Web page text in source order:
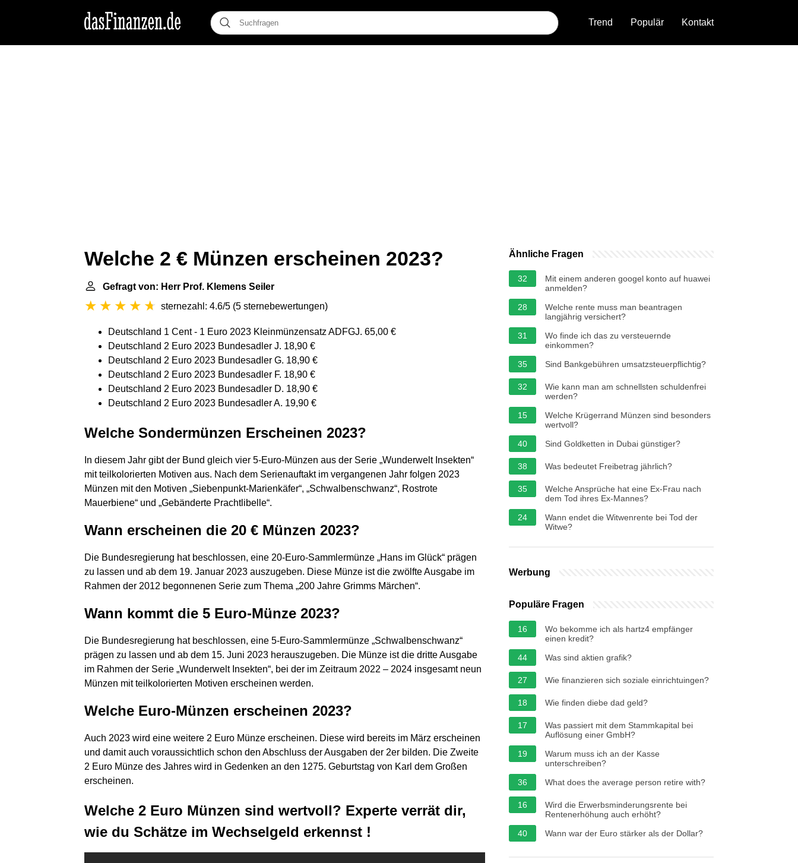
Trend Populär Kontakt
Welche 2 € Münzen erscheinen 2023?
Gefragt von: Herr Prof. Klemens Seiler
sternezahl: 4.6/5 (5 sternebewertungen)
Deutschland 1 Cent - 1 Euro 2023 Kleinmünzensatz ADFGJ. 65,00 €
Deutschland 2 Euro 2023 Bundesadler J. 18,90 €
Deutschland 2 Euro 2023 Bundesadler G. 18,90 €
Deutschland 2 Euro 2023 Bundesadler F. 18,90 €
Deutschland 2 Euro 2023 Bundesadler D. 18,90 €
Deutschland 2 Euro 2023 Bundesadler A. 19,90 €
Welche Sondermünzen Erscheinen 2023?
In diesem Jahr gibt der Bund gleich vier 5-Euro-Münzen aus der Serie „Wunderwelt Insekten“
mit teilkolorierten Motiven aus. Nach dem Serienauftakt im vergangenen Jahr folgen 2023
Münzen mit den Motiven „Siebenpunkt-Marienkäfer“, „Schwalbenschwanz“, Rostrote
Mauerbiene“ und „Gebänderte Prachtlibelle“.
Wann erscheinen die 20 € Münzen 2023?
Die Bundesregierung hat beschlossen, eine 20-Euro-Sammlermünze „Hans im Glück“ prägen
zu lassen und ab dem 19. Januar 2023 auszugeben. Diese Münze ist die zwölfte Ausgabe im
Rahmen der 2012 begonnenen Serie zum Thema „200 Jahre Grimms Märchen“.
Wann kommt die 5 Euro-Münze 2023?
Die Bundesregierung hat beschlossen, eine 5-Euro-Sammlermünze „Schwalbenschwanz“
prägen zu lassen und ab dem 15. Juni 2023 herauszugeben. Die Münze ist die dritte Ausgabe
im Rahmen der Serie „Wunderwelt Insekten“, bei der im Zeitraum 2022 – 2024 insgesamt neun
Münzen mit teilkolorierten Motiven erscheinen werden.
Welche Euro-Münzen erscheinen 2023?
Auch 2023 wird eine weitere 2 Euro Münze erscheinen. Diese wird bereits im März erscheinen
und damit auch voraussichtlich schon den Abschluss der Ausgaben der 2er bilden. Die Zweite
2 Euro Münze des Jahres wird in Gedenken an den 1275. Geburtstag von Karl dem Großen
erscheinen.
Welche 2 Euro Münzen sind wertvoll? Experte verrät dir,
wie du Schätze im Wechselgeld erkennst !
Ähnliche Fragen
32
Mit einem anderen googel konto auf huawei
anmelden?
28
Welche rente muss man beantragen
langjährig versichert?
31
Wo finde ich das zu versteuernde
einkommen?
35
Sind Bankgebühren umsatzsteuerpflichtig?
32
Wie kann man am schnellsten schuldenfrei
werden?
15
Welche Krügerrand Münzen sind besonders
wertvoll?
40
Sind Goldketten in Dubai günstiger?
38 Was bedeutet Freibetrag jährlich?
35
Welche Ansprüche hat eine Ex-Frau nach
dem Tod ihres Ex-Mannes?
24
Wann endet die Witwenrente bei Tod der
Witwe?
Werbung
Populäre Fragen
16
Wo bekomme ich als hartz4 empfänger
einen kredit?
44
Was sind aktien grafik?
27 Wie finanzieren sich soziale einrichtuingen?
18 Wie finden diebe dad geld?
17
Was passiert mit dem Stammkapital bei
Auflösung einer GmbH?
19
Warum muss ich an der Kasse
unterschreiben?
36
What does the average person retire with?
16
Wird die Erwerbsminderungsrente bei
Rentenerhöhung auch erhöht?
40
Wann war der Euro stärker als der Dollar?